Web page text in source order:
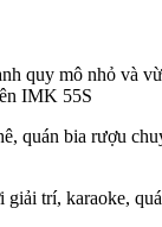
quy mô nhỏ và
IMK 55S
quán bia rượu
giải trí, karaoke,